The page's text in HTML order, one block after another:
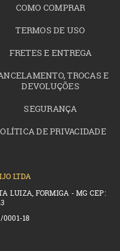
COMO COMPRAR
TERMOS DE USO
FRETES E ENTREGA
TROCAS E
DEVOLUÇÕES
SEGURANÇA
DE PRIVACIDADE
LTDA
LUIZA, FORMIGA - MG CEP:
0001-18